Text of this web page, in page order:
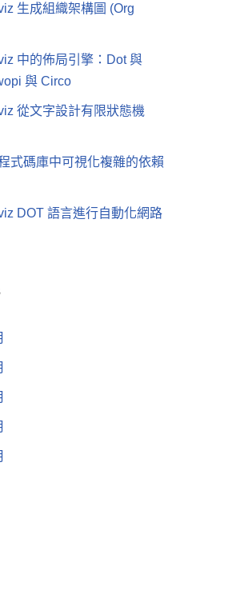
生成組織架構圖 (Org
中的佈局引擎：Dot 與
與 Circo
從文字設計有限狀態機
式碼庫中可視化複雜的依賴
DOT 語言進行自動化網路